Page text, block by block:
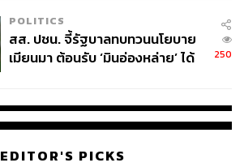
POLITICS
สส. ปชน. จี้รัฐบาลทบทวนนโยบาย
เมียนมา ต้อนรับ ‘มินอ่องหล่าย’ ได้
250
EDITOR'S PICKS